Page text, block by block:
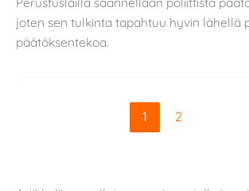
joten sen tulkinta tapahtuu hyvin lähellä
päätöksentekoa.
1 2